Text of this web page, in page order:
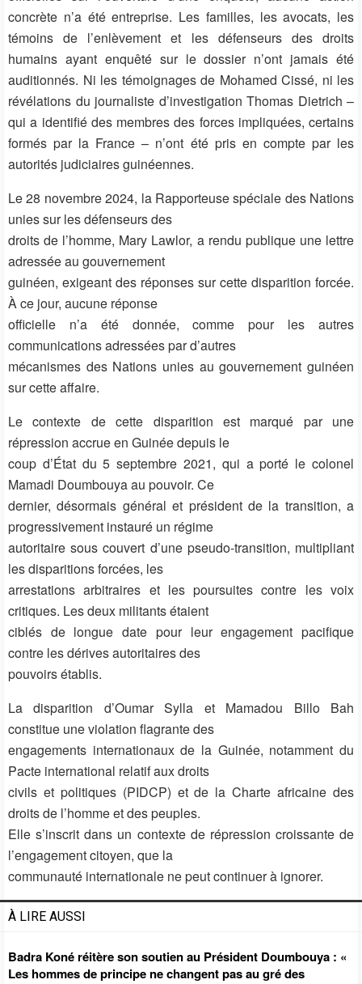
concrète n’a été entreprise. Les familles, les avocats, les
témoins de l’enlèvement et les défenseurs des droits
humains ayant enquêté sur le dossier n’ont jamais été
auditionnés. Ni les témoignages de Mohamed Cissé, ni les
révélations du journaliste d’investigation Thomas Dietrich –
qui a identifié des membres des forces impliquées, certains
formés par la France – n’ont été pris en compte par les
autorités judiciaires guinéennes.
Le 28 novembre 2024, la Rapporteuse spéciale des Nations
unies sur les défenseurs des
droits de l’homme, Mary Lawlor, a rendu publique une lettre
adressée au gouvernement
guinéen, exigeant des réponses sur cette disparition forcée.
À ce jour, aucune réponse
officielle n’a été donnée, comme pour les autres
communications adressées par d’autres
mécanismes des Nations unies au gouvernement guinéen
sur cette affaire.
Le contexte de cette disparition est marqué par une
répression accrue en Guinée depuis le
coup d’État du 5 septembre 2021, qui a porté le colonel
Mamadi Doumbouya au pouvoir. Ce
dernier, désormais général et président de la transition, a
progressivement instauré un régime
autoritaire sous couvert d’une pseudo-transition, multipliant
les disparitions forcées, les
arrestations arbitraires et les poursuites contre les voix
critiques. Les deux militants étaient
ciblés de longue date pour leur engagement pacifique
contre les dérives autoritaires des
pouvoirs établis.
La disparition d’Oumar Sylla et Mamadou Billo Bah
constitue une violation flagrante des
engagements internationaux de la Guinée, notamment du
Pacte international relatif aux droits
civils et politiques (PIDCP) et de la Charte africaine des
droits de l’homme et des peuples.
Elle s’inscrit dans un contexte de répression croissante de
l’engagement citoyen, que la
communauté internationale ne peut continuer à ignorer.
À LIRE AUSSI
Badra Koné réitère son soutien au Président Doumbouya : «
Les hommes de principe ne changent pas au gré des